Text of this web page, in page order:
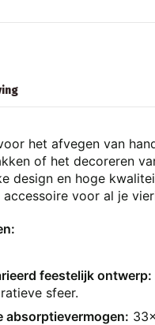
het afvegen van
of het decoreren
design en hoge
accessoire voor al je
feestelijk ontwerp:
sfeer.
absorptievermogen: